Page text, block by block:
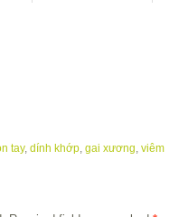
tay, dính khớp, gai xương, viêm